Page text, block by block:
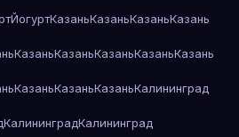
ЙогуртКазаньКазаньКазаньКазань
КазаньКазаньКазаньКазаньКазань
КазаньКазаньКазаньКалининград
КалининградКалининград